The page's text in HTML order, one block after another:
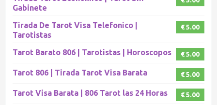
Gabinete
€ 5.00
Tirada De Tarot Visa Telefonico |
Tarotistas
€ 5.00
Tarot Barato 806 | Tarotistas | Horoscopos
€ 5.00
Tarot 806 | Tirada Tarot Visa Barata
€ 5.00
Tarot Visa Barata | 806 Tarot las 24 Horas